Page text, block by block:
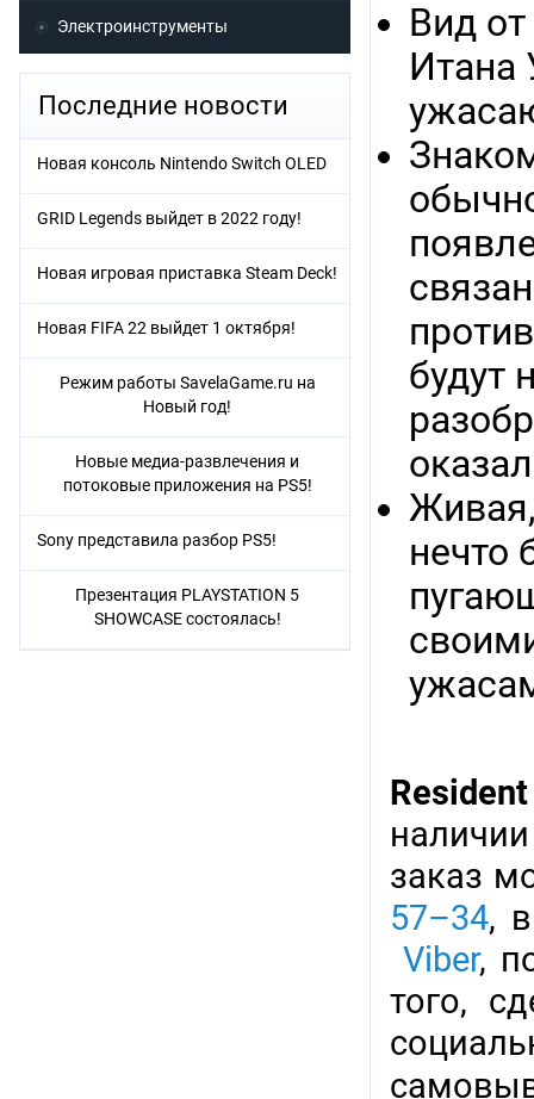
Вид
Итана
будут
нечто
заказ
57–34,
Viber,
того,
Электроинструменты
Последние новости
Новая консоль Nintendo Switch OLED
GRID Legends выйдет в 2022 году!
Новая игровая приставка Steam Deck!
Новая FIFA 22 выйдет 1 октября!
Режим работы SavelaGame.ru на
Новый год!
Новые медиа-развлечения и
потоковые приложения на PS5!
Sony представила разбор PS5!
Презентация PLAYSTATION 5
SHOWCASE состоялась!